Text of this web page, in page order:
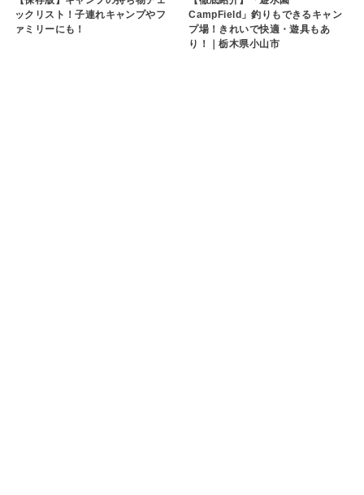
ックリスト！子連れキャンプやフ
ァミリーにも！
CampField」釣りもできるキャン
プ場！きれいで快適・遊具もあ
り！｜栃木県小山市